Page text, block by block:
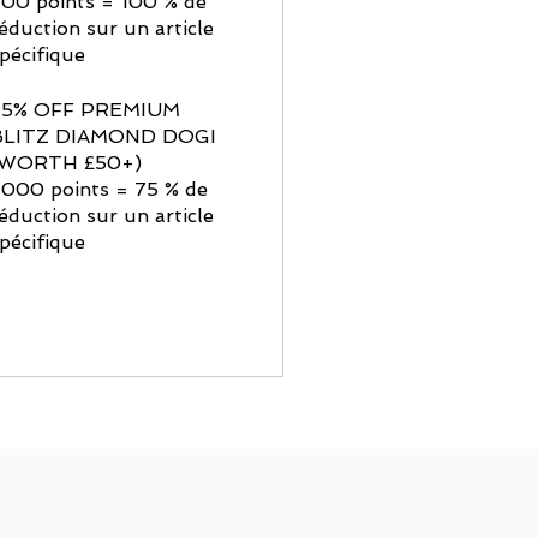
sur un article
OFF PREMIUM
DIAMOND DOGI
£50+)
000 points = 75 % de
sur un article